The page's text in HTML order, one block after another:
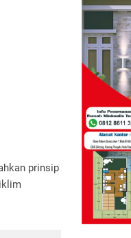
prinsip